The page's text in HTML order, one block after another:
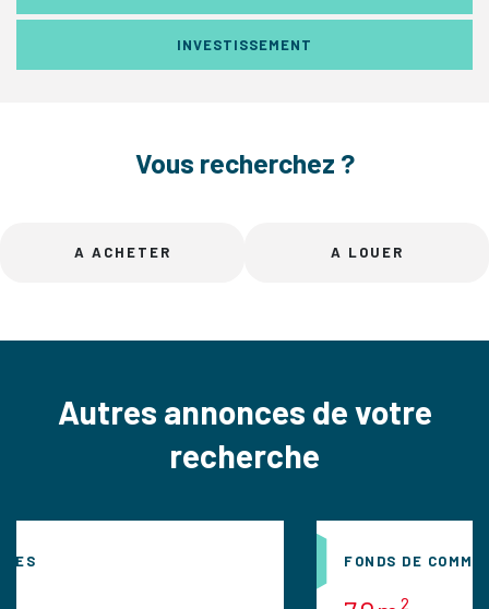
INVESTISSEMENT
Vous recherchez ?
A ACHETER A LOUER
Autres annonces de votre
recherche
FONDS DE COMMERCES